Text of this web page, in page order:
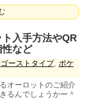
ト入手方法やQR
性など
ゴーストタイプ, ポケ
オーロットのご紹介
るんでしょうかー＾